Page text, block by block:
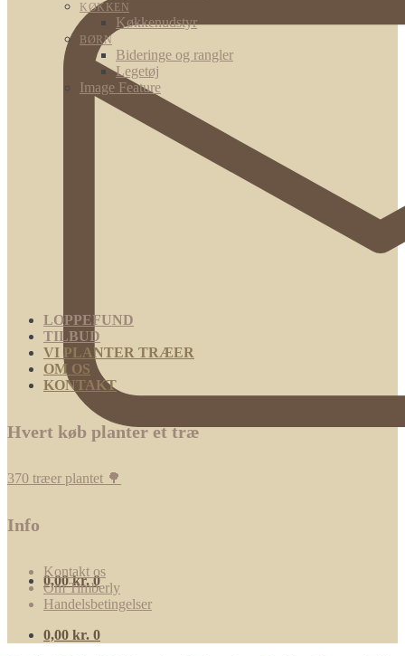
0,00kr. 0
KØKKEN
Køkkenudstyr
BØRN
Bideringe og rangler
Legetøj
Image Feature
LOPPEFUND
TILBUD
VI PLANTER TRÆER
OM OS
KONTAKT
Hvert køb planter et træ
370 træer plantet 🌳
Info
Kontakt os
Om Timberly
Handelsbetingelser
0,00 kr. 0